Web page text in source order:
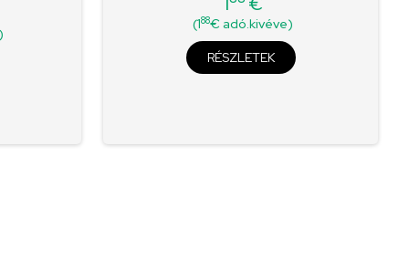
Ár
(188€ adó.kivéve)
RÉSZLETEK